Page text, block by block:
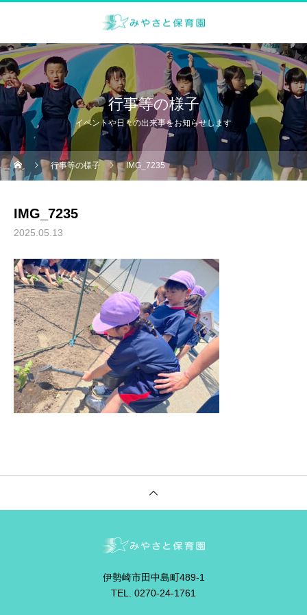
行事等の様子
イベントや日々の出来事をお知らせします
行事等の様子 IMG_7235
IMG_7235
2025.05.13
伊勢崎市田中島町489-1
TEL. 0270-24-1761